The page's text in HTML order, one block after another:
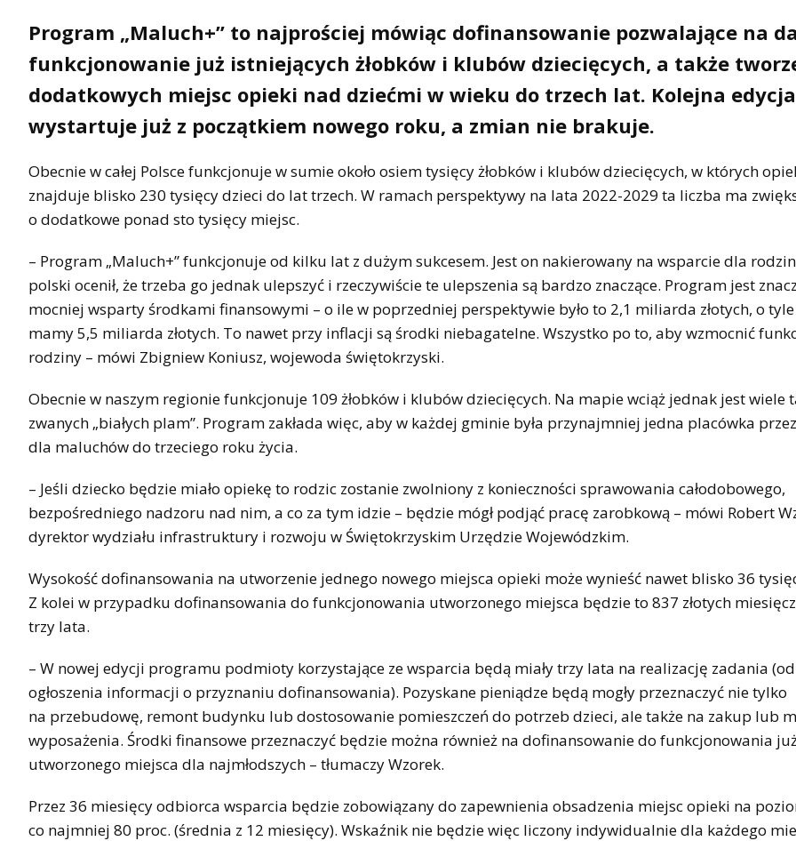
Program „Maluch+” to najprościej mówiąc dofinansowanie pozwalające na
funkcjonowanie już istniejących żłobków i klubów dziecięcych, a także
dodatkowych miejsc opieki nad dziećmi w wieku do trzech lat. Kolejna edycja
wystartuje już z początkiem nowego roku, a zmian nie brakuje.
Obecnie w całej Polsce funkcjonuje w sumie około osiem tysięcy żłobków i klubów dziecięcych, w których
znajduje blisko 230 tysięcy dzieci do lat trzech. W ramach perspektywy na lata 2022-2029 ta liczba ma
o dodatkowe ponad sto tysięcy miejsc.
– Program „Maluch+” funkcjonuje od kilku lat z dużym sukcesem. Jest on nakierowany na wsparcie dla
polski ocenił, że trzeba go jednak ulepszyć i rzeczywiście te ulepszenia są bardzo znaczące. Program jest
mocniej wsparty środkami finansowymi – o ile w poprzedniej perspektywie było to 2,1 miliarda złotych, o
mamy 5,5 miliarda złotych. To nawet przy inflacji są środki niebagatelne. Wszystko po to, aby wzmocnić
rodziny – mówi Zbigniew Koniusz, wojewoda świętokrzyski.
Obecnie w naszym regionie funkcjonuje 109 żłobków i klubów dziecięcych. Na mapie wciąż jednak jest wiele
zwanych „białych plam”. Program zakłada więc, aby w każdej gminie była przynajmniej jedna placówka
dla maluchów do trzeciego roku życia.
– Jeśli dziecko będzie miało opiekę to rodzic zostanie zwolniony z konieczności sprawowania całodobowego,
bezpośredniego nadzoru nad nim, a co za tym idzie – będzie mógł podjąć pracę zarobkową – mówi Robert
dyrektor wydziału infrastruktury i rozwoju w Świętokrzyskim Urzędzie Wojewódzkim.
Wysokość dofinansowania na utworzenie jednego nowego miejsca opieki może wynieść nawet blisko 36
Z kolei w przypadku dofinansowania do funkcjonowania utworzonego miejsca będzie to 837 złotych
trzy lata.
– W nowej edycji programu podmioty korzystające ze wsparcia będą miały trzy lata na realizację zadania (od
ogłoszenia informacji o przyznaniu dofinansowania). Pozyskane pieniądze będą mogły przeznaczyć nie tylko
na przebudowę, remont budynku lub dostosowanie pomieszczeń do potrzeb dzieci, ale także na zakup lub
wyposażenia. Środki finansowe przeznaczyć będzie można również na dofinansowanie do funkcjonowania
utworzonego miejsca dla najmłodszych – tłumaczy Wzorek.
Przez 36 miesięcy odbiorca wsparcia będzie zobowiązany do zapewnienia obsadzenia miejsc opieki na
co najmniej 80 proc. (średnia z 12 miesięcy). Wskaźnik nie będzie więc liczony indywidualnie dla każdego